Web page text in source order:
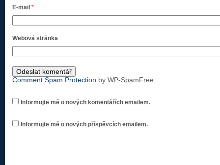
E-mail *
Webová stránka
Comment Spam Protection by WP-SpamFree
Informujte mě o nových komentářích emailem.
Informujte mě o nových příspěvcích emailem.